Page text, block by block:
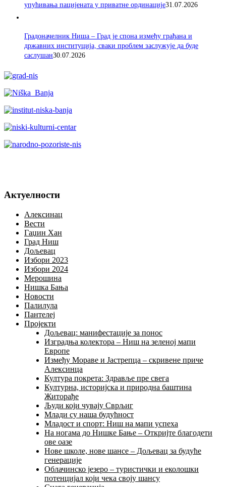
упућивања пацијената у приватне ординације31.07.2026
Градоначелник Ниша – Град је спона између грађана и
државних институција, сваки проблем заслужује да буде
саслушан30.07.2026
Актуелности
Алексинац
Вести
Гаџин Хан
Град Ниш
Дољевац
Избори 2023
Избори 2024
Мерошина
Нишка Бања
Новости
Палилула
Пантелеј
Пројекти
Дољевац: манифестације за понос
Изградња колектора – Ниш на зеленој мапи
Европе
Између Мораве и Јастрепца – скривене приче
Алексинца
Култура покрета: Здравље пре свега
Културна, историјска и природна баштина
Житорађе
Људи који чувају Сврљиг
Млади су наша будућност
Младост и спорт: Ниш на мапи успеха
На ногама до Нишке Бање – Откријте благодети
ове оазе
Нове школе, нове шансе – Дољевац за будуће
генерације
Облачинско језеро – туристички и еколошки
потенцијал који чека своју шансу